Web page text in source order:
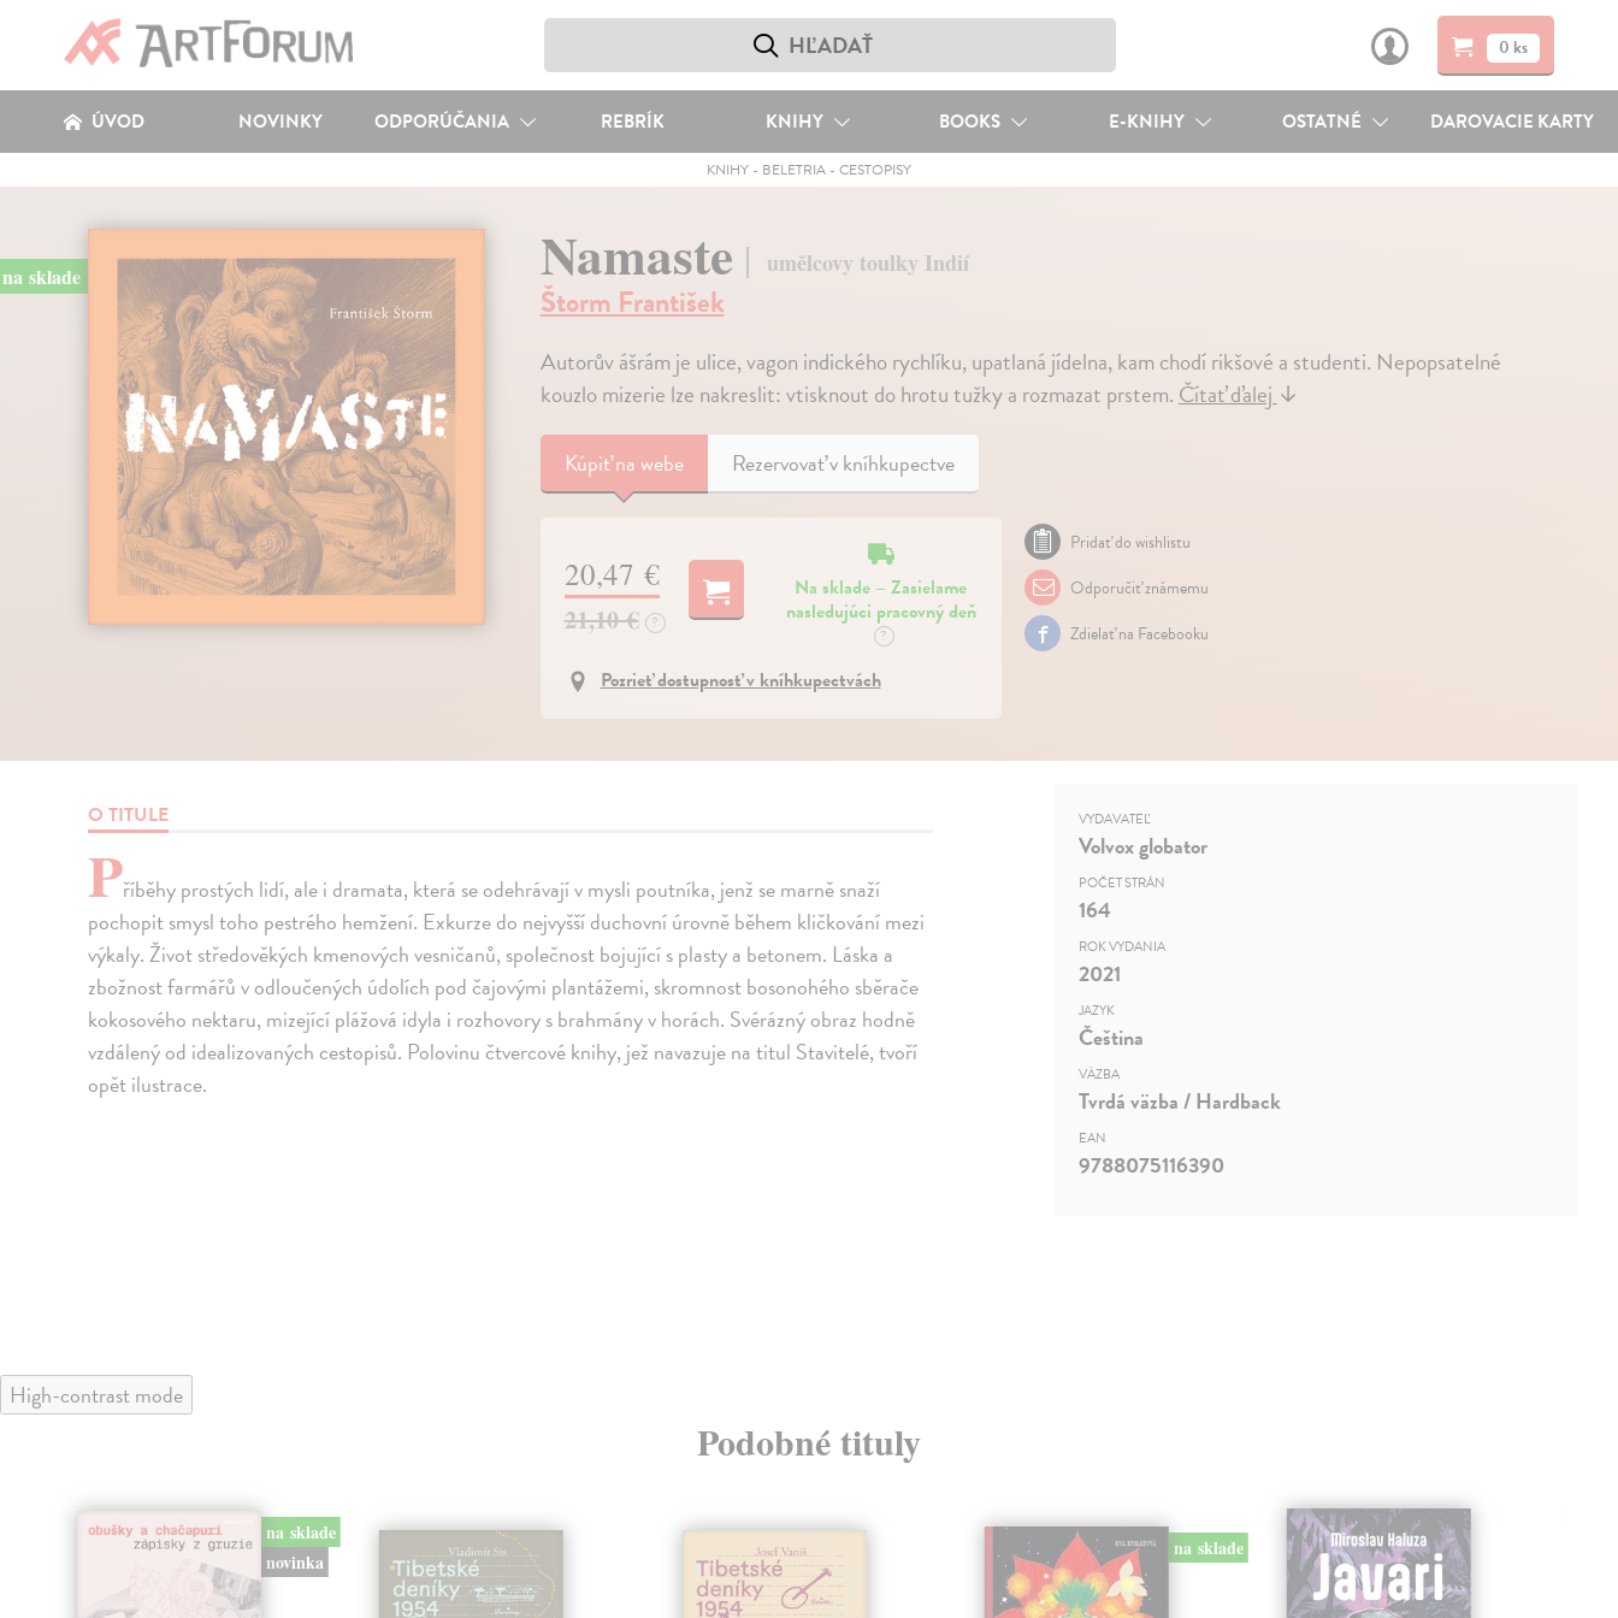
0 ks
ÚVOD NOVINKY ODPORÚČANIA REBRÍK KNIHY BOOKS E-KNIHY OSTATNÉ DAROVACIE KARTY
KNIHY- BELETRIA- CESTOPISY
na sklade Namaste umělcovy toulky Indií
Štorm František
Autorův ášrám je ulice, vagon indického rychlíku, upatlaná jídelna, kam chodí rikšové a studenti. Nepopsatelné
kouzlo mizerie lze nakreslit: vtisknout do hrotu tužky a rozmazat prstem.Čítať ďalej↓
Kúpiťna webe Rezervovať v kníhkupectve
20,47 €
21,10 € ?
Na sklade – Zasielame
nasledujúci pracovný deň
?
Pozrieť dostupnosť v kníhkupectvách
Pridať do wishlistu
Odporučiť známemu
Zdielať na Facebooku
O TITULE
Příběhy prostých lidí, ale i dramata, která se odehrávají v mysli poutníka, jenž se marně snaží
pochopit smysl toho pestrého hemžení. Exkurze do nejvyšší duchovní úrovně během kličkování mezi
výkaly. Život středověkých kmenových vesničanů, společnost bojující s plasty a betonem. Láska a
zbožnost farmářů v odloučených údolích pod čajovými plantážemi, skromnost bosonohého sběrače
kokosového nektaru, mizející plážová idyla i rozhovory s brahmány v horách. Svérázný obraz hodně
vzdálený od idealizovaných cestopisů. Polovinu čtvercové knihy, jež navazuje na titul Stavitelé, tvoří
opět ilustrace.
VYDAVATEĽ
Volvox globator
POČET STRÁN
164
ROK VYDANIA
2021
JAZYK
Čeština
VÄZBA
Tvrdá väzba / Hardback
EAN
9788075116390
High-contrast mode
Podobné tituly
na sklade
novinka
na sklade